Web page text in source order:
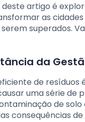
artigo é
as
superados.
da
de resíduos
uma série de
de
consequências